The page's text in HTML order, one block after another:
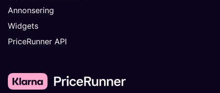
Annonsering
Widgets
PriceRunner API